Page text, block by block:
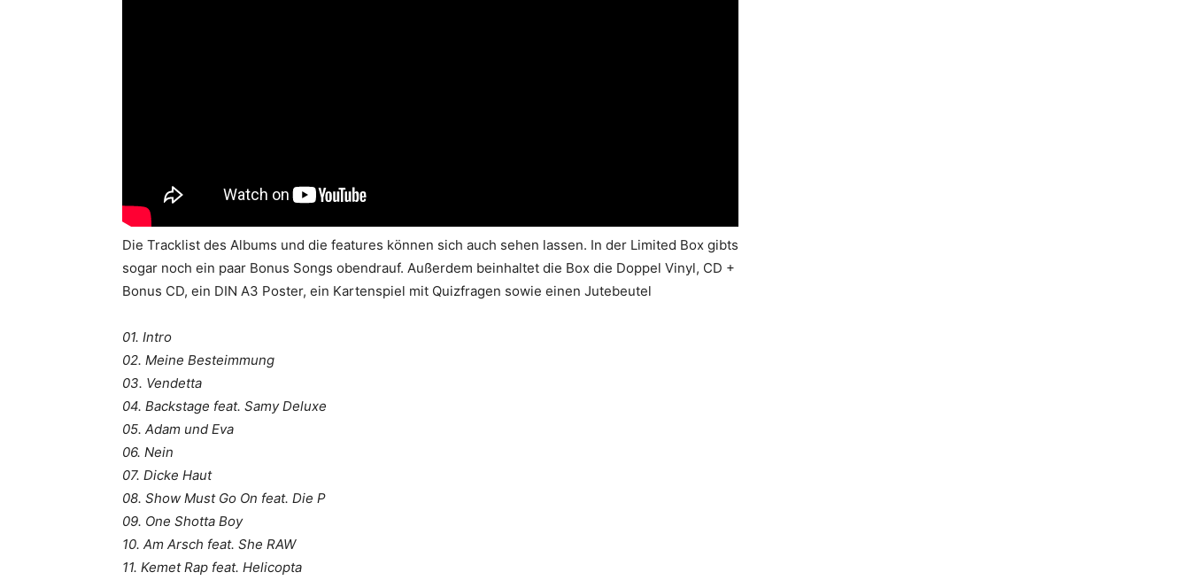
Die Tracklist des Albums und die features können sich auch sehen lassen. In der Limited Box gibts
sogar noch ein paar Bonus Songs obendrauf. Außerdem beinhaltet die Box die Doppel Vinyl, CD +
Bonus CD, ein DIN A3 Poster, ein Kartenspiel mit Quizfragen sowie einen Jutebeutel
01. Intro
02. Meine Besteimmung
03. Vendetta
04. Backstage feat. Samy Deluxe
05. Adam und Eva
06. Nein
07. Dicke Haut
08. Show Must Go On feat. Die P
09. One Shotta Boy
10. Am Arsch feat. She RAW
11. Kemet Rap feat. Helicopta